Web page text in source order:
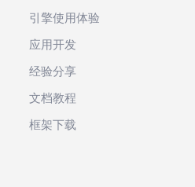
引擎使用体验
应用开发
经验分享
文档教程
框架下载